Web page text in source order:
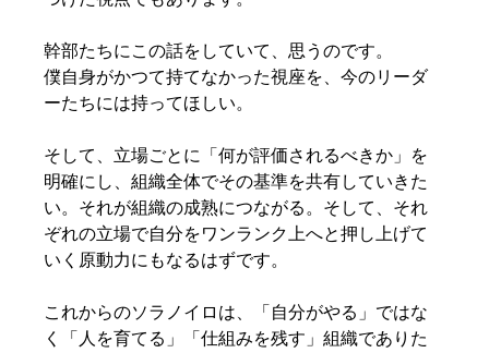
幹部たちにこの話をしていて、思うのです。
僕自身がかつて持てなかった視座を、今のリーダ
ーたちには持ってほしい。
そして、立場ごとに「何が評価されるべきか」を
明確にし、組織全体でその基準を共有していきた
い。それが組織の成熟につながる。そして、それ
ぞれの立場で自分をワンランク上へと押し上げて
いく原動力にもなるはずです。
これからのソラノイロは、「自分がやる」ではな
く「人を育てる」「仕組みを残す」組織でありた